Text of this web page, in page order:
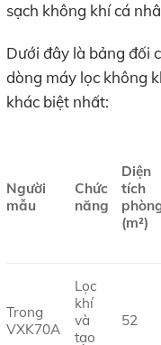
sạch không khí cá
Dưới đây là bảng đối
dòng máy lọc không
khác biệt nhất:
Người
mẫu
Chức
năng
Diện
tích
(m²)
Trong
VXK70A
Lọc
khí
và
tạo
52